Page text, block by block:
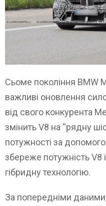
Сьоме покоління BMW
важливі оновлення
від свого конкурента
змінить V8 на “рядну
потужності за
збереже потужність V8
гібридну технологію.
За попередніми